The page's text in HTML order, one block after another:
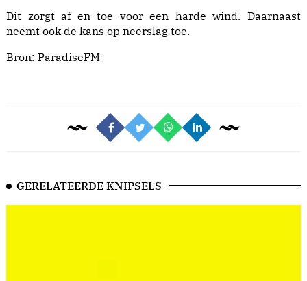
Dit zorgt af en toe voor een harde wind. Daarnaast
neemt ook de kans op neerslag toe.
Bron: ParadiseFM
GERELATEERDE KNIPSELS